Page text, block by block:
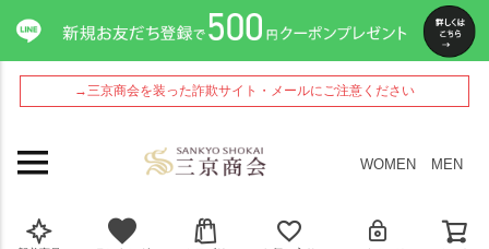
→三京商会を装った詐欺サイト・メールにご注意ください
WOMEN MEN
ペー
ジト
ップ
へ